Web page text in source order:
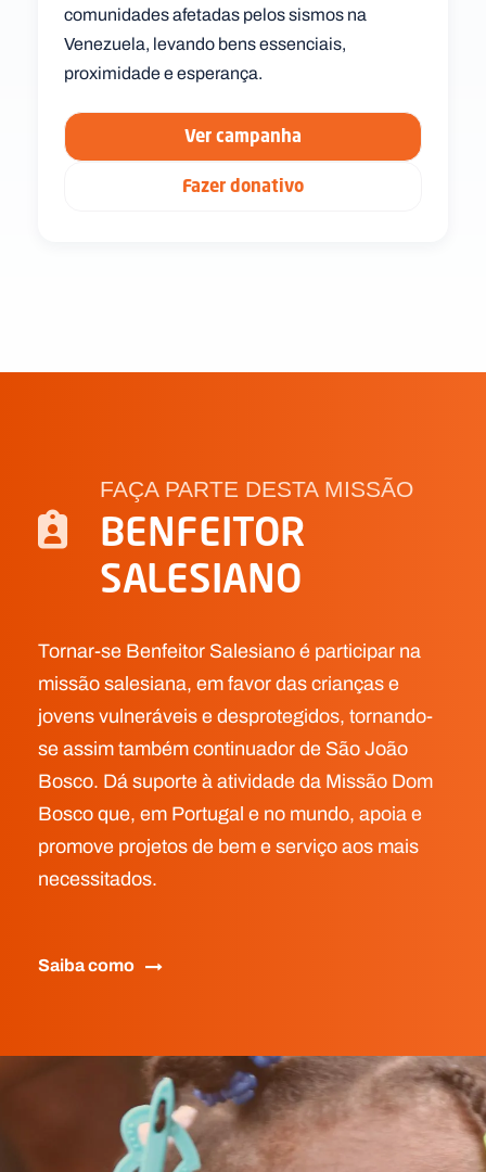
comunidades afetadas pelos sismos na
Venezuela, levando bens essenciais,
proximidade e esperança.
Ver campanha
Fazer donativo
FAÇA PARTE DESTA MISSÃO
BENFEITOR
SALESIANO
Tornar-se Benfeitor Salesiano é participar na
missão salesiana, em favor das crianças e
jovens vulneráveis e desprotegidos, tornando-
se assim também continuador de São João
Bosco. Dá suporte à atividade da Missão Dom
Bosco que, em Portugal e no mundo, apoia e
promove projetos de bem e serviço aos mais
necessitados.
Saiba como